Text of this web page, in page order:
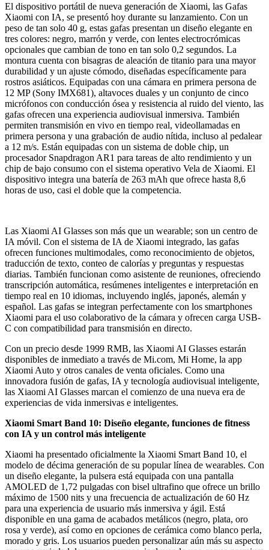
El dispositivo portátil de nueva generación de Xiaomi, las Gafas
Xiaomi con IA, se presentó hoy durante su lanzamiento. Con un
peso de tan solo 40 g, estas gafas presentan un diseño elegante en
tres colores: negro, marrón y verde, con lentes electrocrómicas
opcionales que cambian de tono en tan solo 0,2 segundos. La
montura cuenta con bisagras de aleación de titanio para una mayor
durabilidad y un ajuste cómodo, diseñadas específicamente para
rostros asiáticos. Equipadas con una cámara en primera persona de
12 MP (Sony IMX681), altavoces duales y un conjunto de cinco
micrófonos con conducción ósea y resistencia al ruido del viento, las
gafas ofrecen una experiencia audiovisual inmersiva. También
permiten transmisión en vivo en tiempo real, videollamadas en
primera persona y una grabación de audio nítida, incluso al pedalear
a 12 m/s. Están equipadas con un sistema de doble chip, un
procesador Snapdragon AR1 para tareas de alto rendimiento y un
chip de bajo consumo con el sistema operativo Vela de Xiaomi. El
dispositivo integra una batería de 263 mAh que ofrece hasta 8,6
horas de uso, casi el doble que la competencia.
Las Xiaomi AI Glasses son más que un wearable; son un centro de
IA móvil. Con el sistema de IA de Xiaomi integrado, las gafas
ofrecen funciones multimodales, como reconocimiento de objetos,
traducción de texto, conteo de calorías y preguntas y respuestas
diarias. También funcionan como asistente de reuniones, ofreciendo
transcripción automática, resúmenes inteligentes e interpretación en
tiempo real en 10 idiomas, incluyendo inglés, japonés, alemán y
español. Las gafas se integran perfectamente con los smartphones
Xiaomi para el uso colaborativo de la cámara y ofrecen carga USB-
C con compatibilidad para transmisión en directo.
Con un precio desde 1999 RMB, las Xiaomi AI Glasses estarán
disponibles de inmediato a través de Mi.com, Mi Home, la app
Xiaomi Auto y otros canales de venta oficiales. Como una
innovadora fusión de gafas, IA y tecnología audiovisual inteligente,
las Xiaomi AI Glasses marcan el comienzo de una nueva era de
experiencias de vida inmersivas e inteligentes.
Xiaomi Smart Band 10: Diseño elegante, funciones de fitness
con IA y un control más inteligente
Xiaomi ha presentado oficialmente la Xiaomi Smart Band 10, el
modelo de décima generación de su popular línea de wearables. Con
un diseño elegante, la pulsera está equipada con una pantalla
AMOLED de 1,72 pulgadas con bisel ultrafino que ofrece un brillo
máximo de 1500 nits y una frecuencia de actualización de 60 Hz
para una experiencia de usuario más inmersiva y ágil. Está
disponible en una gama de acabados metálicos (negro, plata, oro
rosa y verde), así como en opciones de cerámica como blanco perla,
morado y gris. Los usuarios pueden personalizar aún más su aspecto